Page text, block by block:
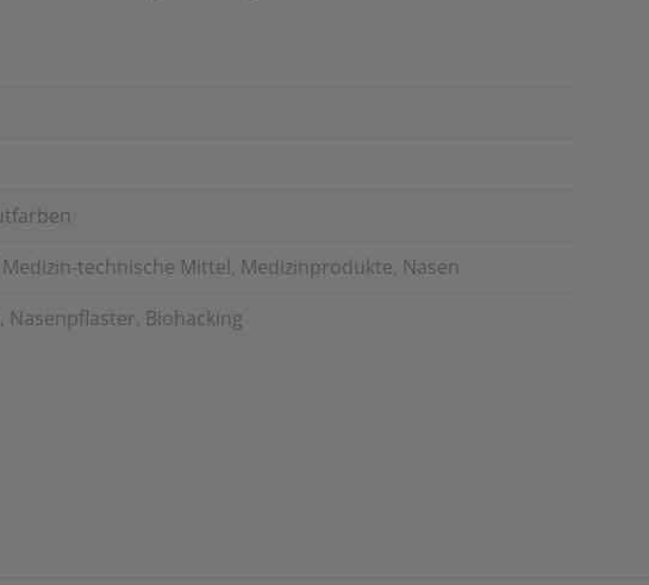
technische Mittel, Medizinprodukte, Nasen
Nasenpflaster, Biohacking